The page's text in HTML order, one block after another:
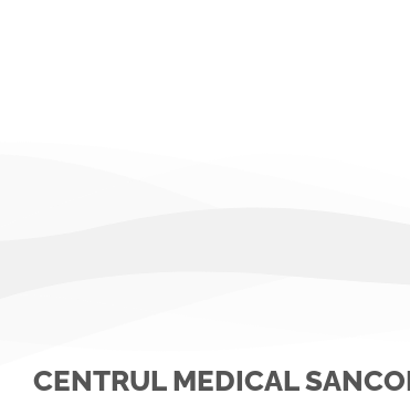
CENTRUL MEDICAL